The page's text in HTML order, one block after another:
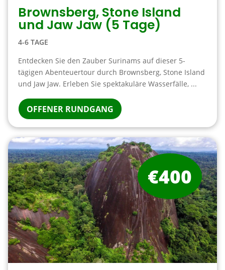
Brownsberg, Stone Island
und Jaw Jaw (5 Tage)
4-6 TAGE
Entdecken Sie den Zauber Surinams auf dieser 5-
tägigen Abenteuertour durch Brownsberg, Stone Island
und Jaw Jaw. Erleben Sie spektakuläre Wasserfälle, ...
OFFENER RUNDGANG
€400